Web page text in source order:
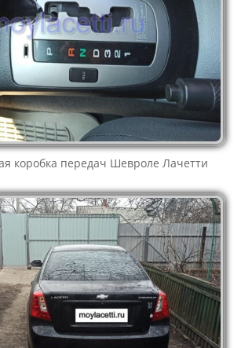
коробка передач Шевроле Лачетти